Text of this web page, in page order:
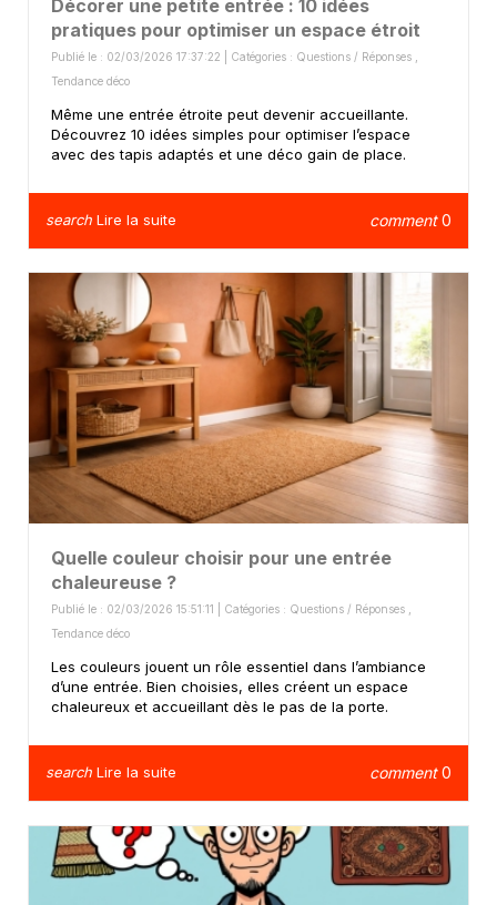
Décorer une petite entrée : 10 idées
pratiques pour optimiser un espace étroit
Publié le : 02/03/2026 17:37:22 | Catégories : Questions / Réponses
Tendance déco
Même une entrée étroite peut devenir accueillante.
Découvrez 10 idées simples pour optimiser l’espace
avec des tapis adaptés et une déco gain de place.
search Lire la suite comment0
Quelle couleur choisir pour une entrée
chaleureuse ?
Publié le : 02/03/2026 15:51:11 | Catégories : Questions / Réponses
Tendance déco
Les couleurs jouent un rôle essentiel dans l’ambiance
d’une entrée. Bien choisies, elles créent un espace
chaleureux et accueillant dès le pas de la porte.
search Lire la suite comment0